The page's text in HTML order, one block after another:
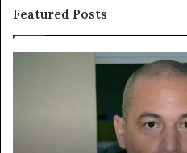
Featured Posts